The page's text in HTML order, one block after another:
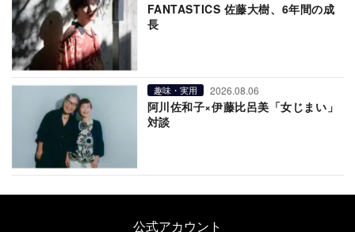
FANTASTICS 佐藤大樹、6年間の成
長
趣味・実用 2026.08.06
阿川佐和子×伊藤比呂美「女じまい」
対談
公式アカウント